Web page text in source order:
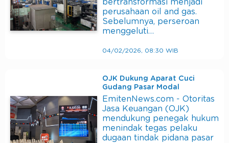
bertransformasi menjadi
perusahaan oil and gas.
Sebelumnya, perseroan
menggeluti…
04/02/2026, 08:30 WIB
OJK Dukung Aparat Cuci
Gudang Pasar Modal
EmitenNews.com - Otoritas
Jasa Keuangan (OJK)
mendukung penegak hukum
menindak tegas pelaku
dugaan tindak pidana pasar